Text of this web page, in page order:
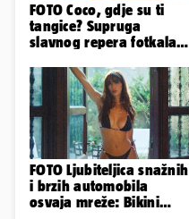
FOTO Coco, gdje su ti
tangice? Supruga
slavnog repera fotkala
sve
FOTO Ljubiteljica snažnih
i brzih automobila
osvaja mreže: Bikini